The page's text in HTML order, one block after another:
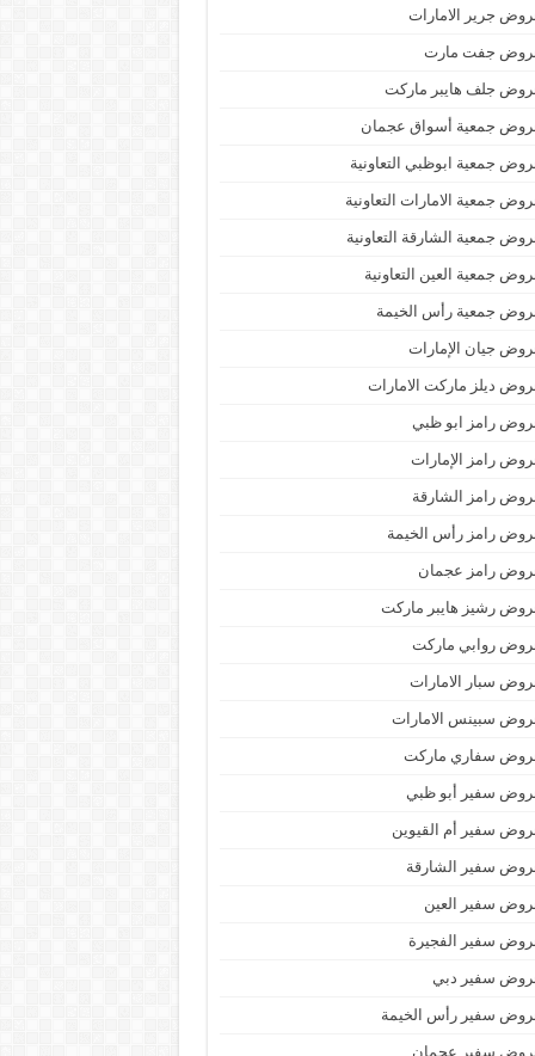
جرير الامارات
جفت مارت
جلف هايبر ماركت
جمعية أسواق عجمان
جمعية ابوظبي التعاونية
جمعية الامارات التعاونية
جمعية الشارقة التعاونية
جمعية العين التعاونية
جمعية رأس الخيمة
جيان الإمارات
ديلز ماركت الامارات
رامز ابو ظبي
رامز الإمارات
رامز الشارقة
رامز رأس الخيمة
رامز عجمان
رشيز هايبر ماركت
روابي ماركت
سبار الامارات
سبينس الامارات
سفاري ماركت
سفير أبو ظبي
سفير أم القيوين
سفير الشارقة
سفير العين
سفير الفجيرة
سفير دبي
سفير رأس الخيمة
سفير عجمان